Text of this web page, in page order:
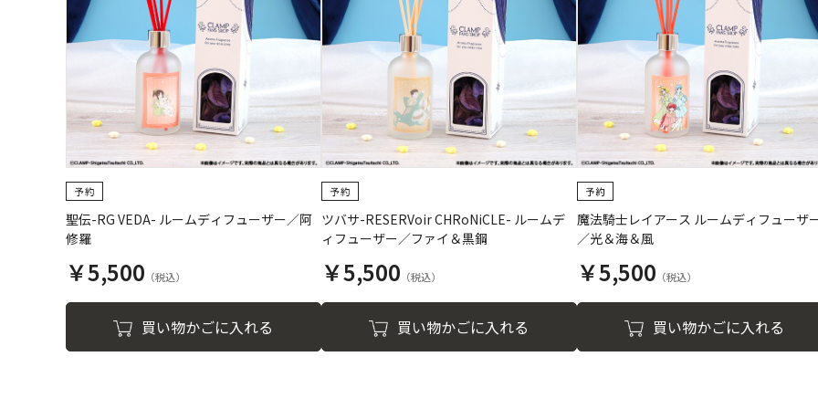
聖伝-RG VEDA- ルームディフューザー／阿
修羅
￥5,500
買い物かごに入れる
ツバサ-RESERVoir CHRoNiCLE- ルームデ
ィフューザー／ファイ＆黒鋼
￥5,500
買い物かごに入れる
魔法騎士レイアース ルームディフューザ
／光＆海＆風
￥5,500
買い物かごに入れる